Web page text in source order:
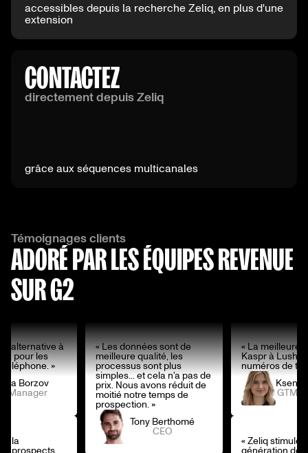
accessibles depuis la recherche Zeliq, en plus d'une
extension
CONTACTEZ
directement depuis Zeliq
grâce aux séquences multicanales
Témoignages clients
ADORÉ PAR LES ÉQUIPES REVENUE
SUR G2
alternative à
pour les
»
Borzov
Manager
la
prospects
« Les données sont de
meilleure qualité, les
processus sont plus
simples... et cela n'a pas de
prix. Nous avons réduit de
moitié notre temps de
prospection. »
Tony Berthomé
CEO
« La meilleure
Kaspr à Lusha
numéros de
GTM
« Zeliq stimule
génération de